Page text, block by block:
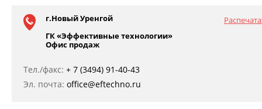
г.Новый Уренгой
ГК «Эффективные технологии»
Офис продаж
Тел./факс: + 7 (3494) 91-40-43
Эл. почта: office@eftechno.ru